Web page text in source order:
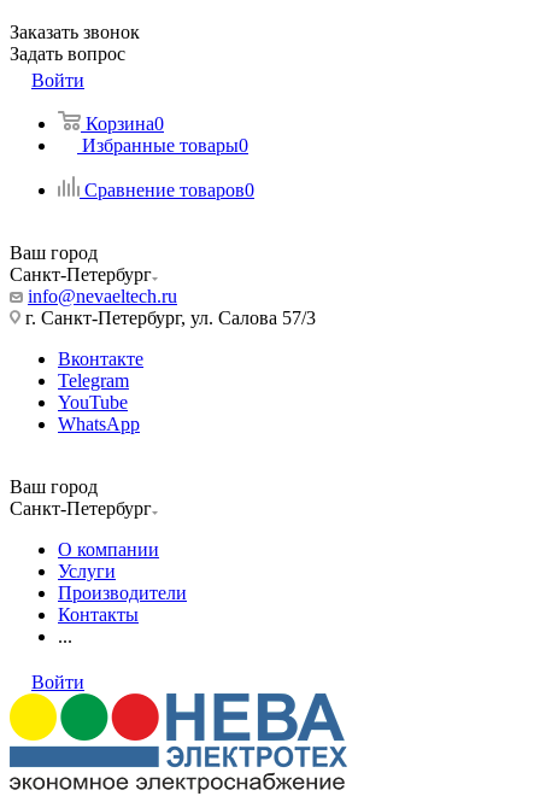
Заказать звонок
Задать вопрос
Войти
Корзина0
Избранные товары0
Сравнение товаров0
Ваш город
Санкт-Петербург
info@nevaeltech.ru
г. Санкт-Петербург, ул. Салова 57/3
Вконтакте
Telegram
YouTube
WhatsApp
Ваш город
Санкт-Петербург
О компании
Услуги
Производители
Контакты
...
Войти